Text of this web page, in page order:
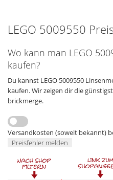
LEGO 5009550
Wo kann man LEGO
kaufen?
Du kannst LEGO 5009550
kaufen. Wir zeigen dir die
brickmerge.
Versandkosten (soweit bekannt)
Preisfehler melden